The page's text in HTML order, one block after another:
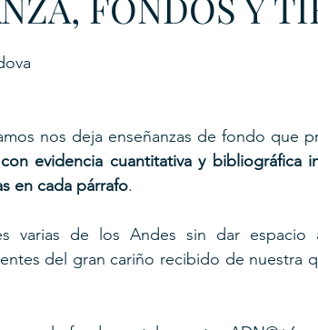
nos deja enseñanzas de fondo que
evidencia cuantitativa y bibliográfica
en cada párrafo.
varias de los Andes sin dar espacio
del gran cariño recibido de nuestra